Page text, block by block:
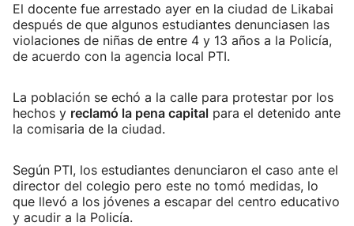
El docente fue arrestado ayer en la ciudad de Likabai
después de que algunos estudiantes denunciasen las
violaciones de niñas de entre 4 y 13 años a la Policía,
de acuerdo con la agencia local PTI.
La población se echó a la calle para protestar por los
hechos y reclamó la pena capital para el detenido ante
la comisaria de la ciudad.
Según PTI, los estudiantes denunciaron el caso ante el
director del colegio pero este no tomó medidas, lo
que llevó a los jóvenes a escapar del centro educativo
y acudir a la Policía.